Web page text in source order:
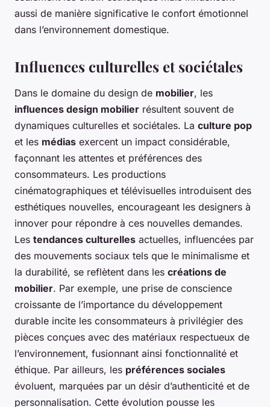
aussi de manière significative le confort émotionnel
dans l’environnement domestique.
Influences culturelles et sociétales
Dans le domaine du design de mobilier, les
influences design mobilier résultent souvent de
dynamiques culturelles et sociétales. La culture pop
et les médias exercent un impact considérable,
façonnant les attentes et préférences des
consommateurs. Les productions
cinématographiques et télévisuelles introduisent des
esthétiques nouvelles, encourageant les designers à
innover pour répondre à ces nouvelles demandes.
Les tendances culturelles actuelles, influencées par
des mouvements sociaux tels que le minimalisme et
la durabilité, se reflètent dans les créations de
mobilier. Par exemple, une prise de conscience
croissante de l’importance du développement
durable incite les consommateurs à privilégier des
pièces conçues avec des matériaux respectueux de
l’environnement, fusionnant ainsi fonctionnalité et
éthique. Par ailleurs, les préférences sociales
évoluent, marquées par un désir d’authenticité et de
personnalisation. Cette évolution pousse les